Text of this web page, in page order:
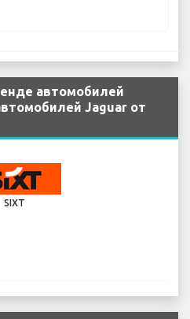
автомобилей
Jaguar от
SIXT